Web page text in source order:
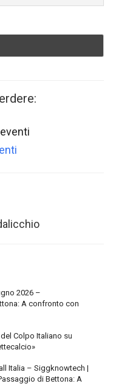
2026 –
A confronto con
Colpo Italiano su
Italia – Siggknowtech |
di Bettona: A